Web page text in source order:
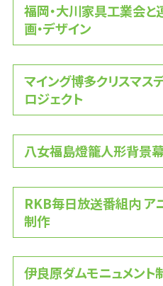
福岡・大川家具工業会と
画・デザイン
マイング博多クリスマス
ロジェクト
八女福島燈籠人形背景
RKB毎日放送番組内 ア
制作
伊良原ダムモニュメント